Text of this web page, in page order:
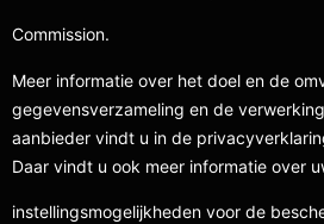
Commission.
Meer informatie over het doel en de
gegevensverzameling en de
aanbieder vindt u in de
Daar vindt u ook meer informatie over
instellingsmogelijkheden voor de